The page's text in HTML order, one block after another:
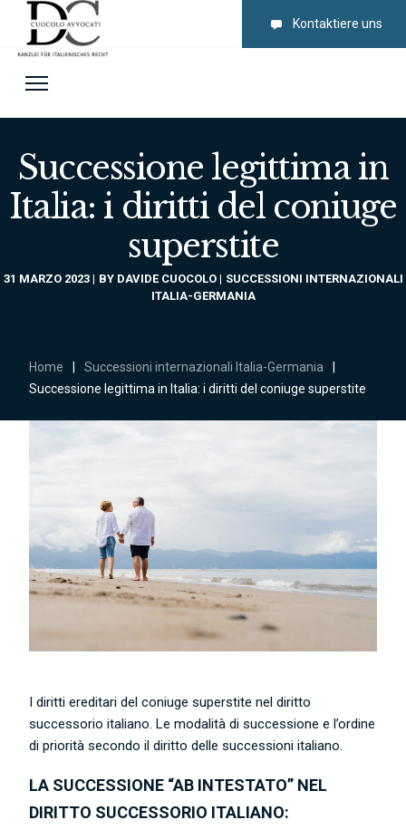
Kontaktiere uns
Successione legittima in
Italia: i diritti del coniuge
superstite
31 MARZO 2023 BY DAVIDE CUOCOLO
SUCCESSIONI INTERNAZIONALI
ITALIA-GERMANIA
Home Successioni internazionali Italia-Germania
Successione legittima in Italia: i diritti del coniuge superstite
I diritti ereditari del coniuge superstite nel diritto
successorio italiano. Le modalità di successione e l’ordine
di priorità secondo il diritto delle successioni italiano.
LA SUCCESSIONE “AB INTESTATO” NEL
DIRITTO SUCCESSORIO ITALIANO: